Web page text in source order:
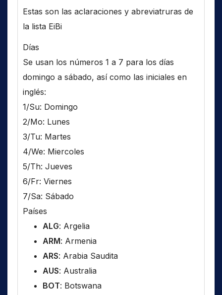
Estas son las aclaraciones y abreviatruras de
la lista EiBi
Días
Se usan los números 1 a 7 para los días
domingo a sábado, así como las iniciales en
inglés:
1/Su: Domingo
2/Mo: Lunes
3/Tu: Martes
4/We: Miercoles
5/Th: Jueves
6/Fr: Viernes
7/Sa: Sábado
Países
ALG: Argelia
ARM: Armenia
ARS: Arabia Saudita
AUS: Australia
BOT: Botswana